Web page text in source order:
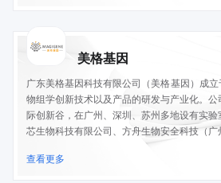
美格基因
广东美格基因科技有限公司（美格基因）成
物组学创新技术以及产品的研发与产业化。
际创新谷，在广州、深圳、苏州多地设有实
芯生物科技有限公司、方舟生物安全科技（
技（苏州）有限公司三家子公司。公司拥有
水平研发与产业化队伍。微生物组科研服务、
查看更多